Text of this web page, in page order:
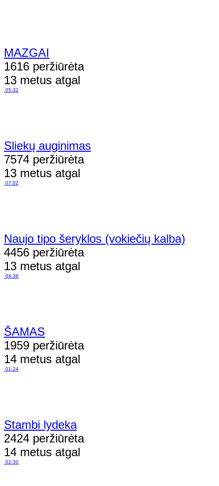
MAZGAI
1616 peržiūrėta
13 metus atgal
05:32
Sliekų auginimas
7574 peržiūrėta
13 metus atgal
07:02
Naujo tipo šeryklos (vokiečių kalba)
4456 peržiūrėta
13 metus atgal
04:36
ŠAMAS
1959 peržiūrėta
14 metus atgal
01:24
Stambi lydeka
2424 peržiūrėta
14 metus atgal
02:30